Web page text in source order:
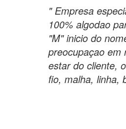
" Empresa
100% algodao
"M" inicio do
preocupaçao em
estar do cliente,
fio, malha, linha,